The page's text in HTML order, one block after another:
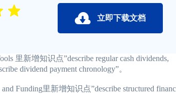
立即下载文档
里新增知识点”describe regular cash dividends,
dividend payment chronology”。
Funding里新增知识点”describe structured